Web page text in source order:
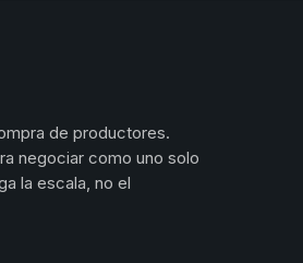
de productores.
negociar como uno solo
la escala, no el